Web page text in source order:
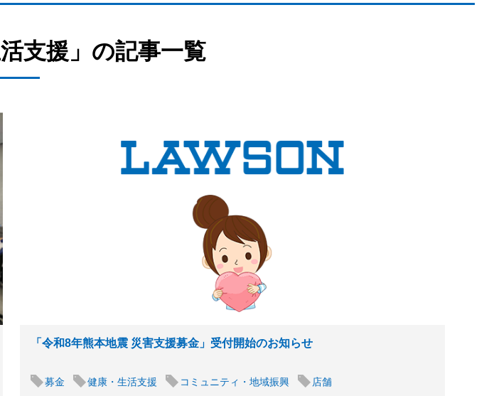
支援」の記事一覧
「令和8年熊本地震 災害支援募金」受付開始のお知らせ
募金 健康・生活支援 コミュニティ・地域振興 店舗